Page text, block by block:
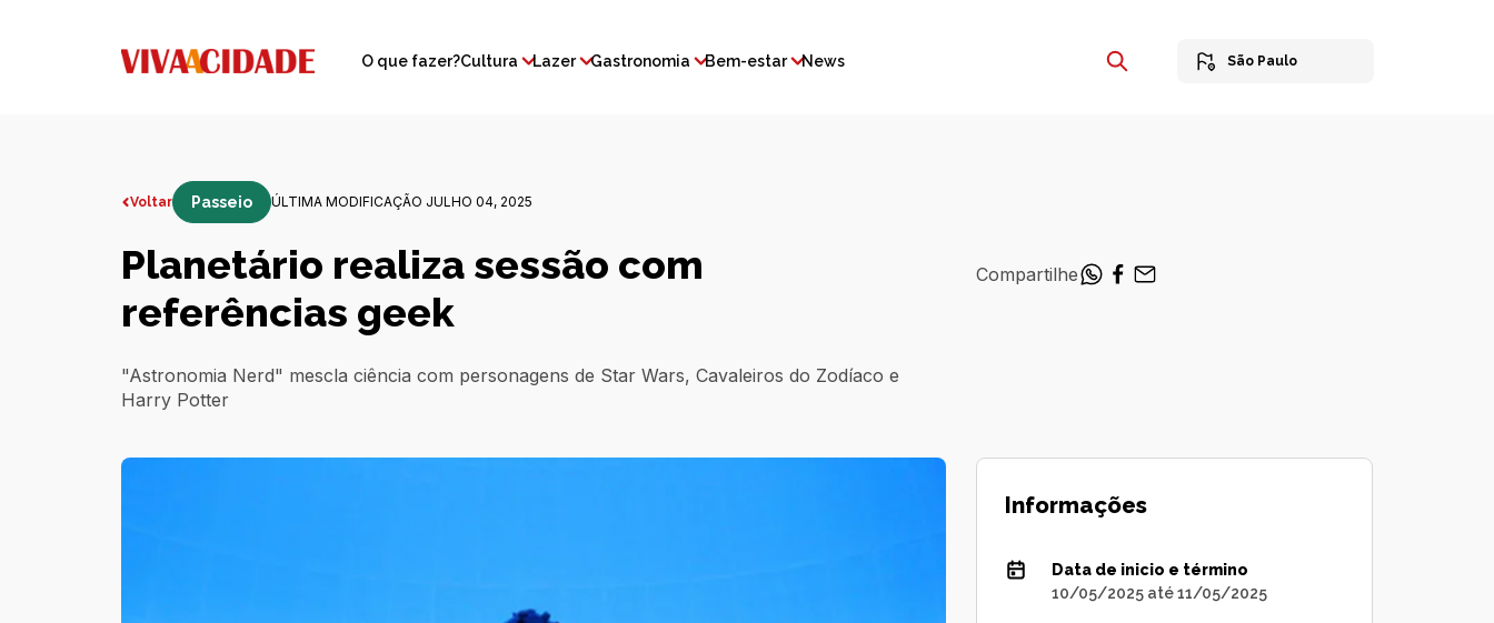
O que fazer?Cultura Lazer Gastronomia Bem-estar News São Paulo
Voltar Passeio ÚLTIMA MODIFICAÇÃO JULHO 04, 2025
Planetário realiza sessão com
referências geek
"Astronomia Nerd" mescla ciência com personagens de Star Wars, Cavaleiros do Zodíaco e
Harry Potter
Compartilhe
Informações
Data de inicio e término
10/05/2025 até 11/05/2025